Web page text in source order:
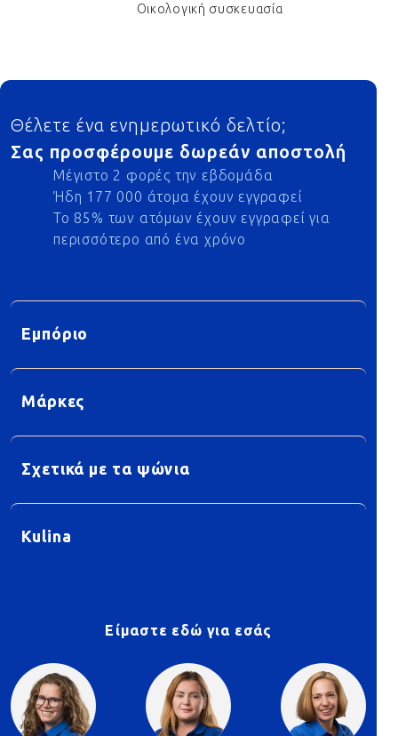
Οικολογική συσκευασία
Footer
Θέλετε ένα ενημερωτικό δελτίο;
Σας προσφέρουμε δωρεάν αποστολή
Μέγιστο 2 φορές την εβδομάδα
Ήδη 177 000 άτομα έχουν εγγραφεί
Το 85% των ατόμων έχουν εγγραφεί για
περισσότερο από ένα χρόνο
Εμπόριο
Μάρκες
Σχετικά με τα ψώνια
Kulina
Είμαστε εδώ για εσάς